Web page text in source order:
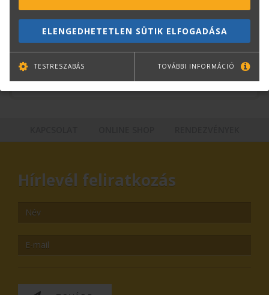
Kérdése van?
Plotter értékesítés
Hírlevél feliratkozás
ELENGEDHETETLEN SÜTIK ELFOGADÁSA
TESTRESZABÁS TOVÁBBI INFORMÁCIÓ